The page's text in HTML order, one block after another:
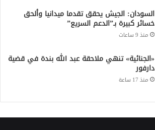
السودان: الجيش يحقق تقدما ميدانيا وألحق
خسائر كبيرة بـ”الدعم السريع”
منذ 9 ساعات
«الجنائية» تنهي ملاحقة عبد الله بندة في قضية
دارفور
منذ 17 ساعة